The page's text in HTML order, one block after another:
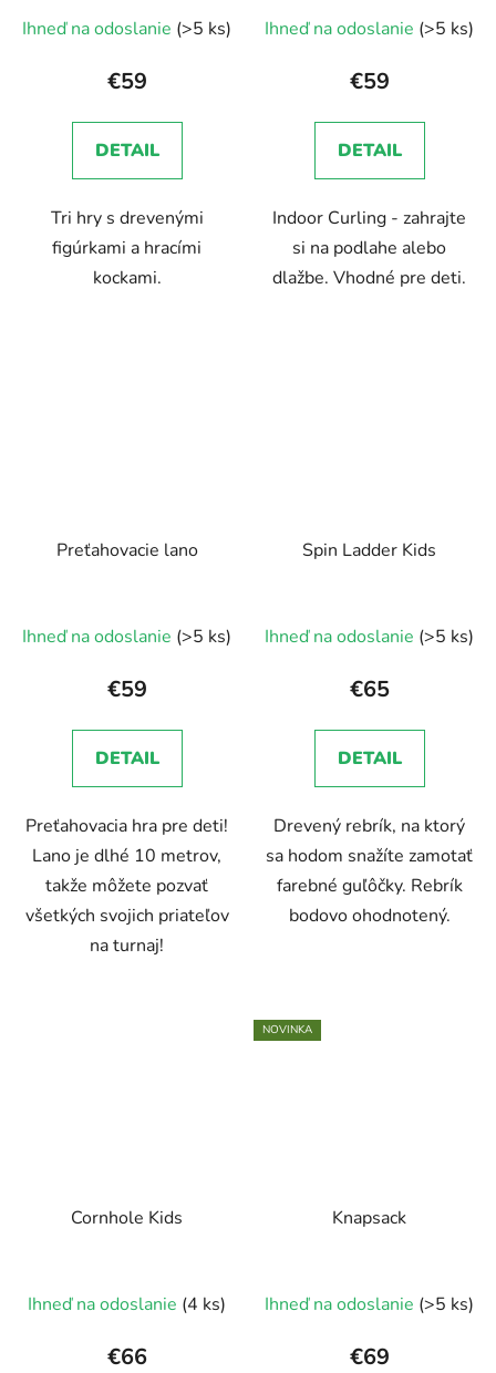
Ihneď na odoslanie (>5 ks)
€59
DETAIL
Tri hry s drevenými
figúrkami a hracími
kockami.
Ihneď na odoslanie (>5 ks)
€59
DETAIL
Indoor Curling - zahrajte
si na podlahe alebo
dlažbe. Vhodné pre deti.
Preťahovacie lano
Ihneď na odoslanie (>5 ks)
€59
DETAIL
Preťahovacia hra pre deti!
Lano je dlhé 10 metrov,
takže môžete pozvať
všetkých svojich priateľov
na turnaj!
Spin Ladder Kids
Ihneď na odoslanie (>5 ks)
€65
DETAIL
Drevený rebrík, na ktorý
sa hodom snažíte zamotať
farebné guľôčky. Rebrík
bodovo ohodnotený.
Cornhole Kids
Ihneď na odoslanie (4 ks)
€66
NOVINKA
Knapsack
Ihneď na odoslanie (>5 ks)
€69